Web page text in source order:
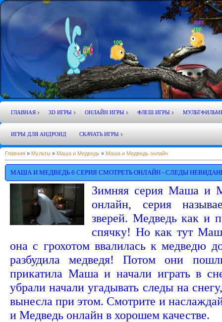
ГЛАВНАЯ 3D ИГРЫ ОНЛАЙН ИГРЫ ФЛЕШ ИГРЫ
ИГРЫ ДЛЯ АНДРОИД СКАЧАТЬ ИГРЫ
Главная » Мульты » Маша и Медведь » Маша и Медведь онлайн
МАША И МЕДВЕДЬ 6 СЕРИЯ СМОТРЕТЬ ОНЛАЙН - СЛЕДЫ
Зимняя серия Маша и
онлайн, серия
зверей. Медведь как и
спячку! Но как тут
она с грохотом ввалилась к медведю
разбудила медведя! Потом они
прикатила Маша и начали играть в
убрали начали угадывать следы на
вынесла при этом. Смотрите и
и Медведь онлайн в хорошем качестве.